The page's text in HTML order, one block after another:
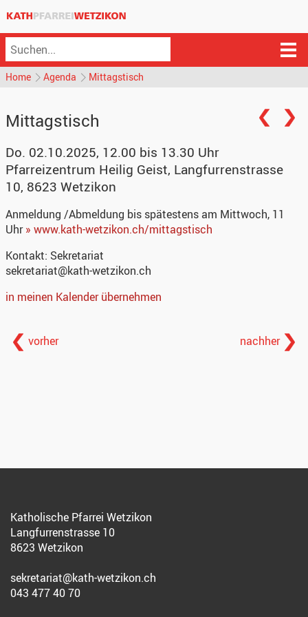
Home Agenda Mittagstisch
Mittagstisch
Do. 02.10.2025, 12.00 bis 13.30 Uhr
Pfarreizentrum Heilig Geist, Langfurrenstrasse
10, 8623 Wetzikon
Anmeldung /Abmeldung bis spätestens am Mittwoch, 11
Uhr» www.kath-wetzikon.ch/mittagstisch
Kontakt: Sekretariat
sekretariat@kath-wetzikon.ch
in meinen Kalender übernehmen
vorher nachher
Katholische Pfarrei Wetzikon
Langfurrenstrasse 10
8623 Wetzikon
sekretariat@kath-wetzikon.ch
043 477 40 70